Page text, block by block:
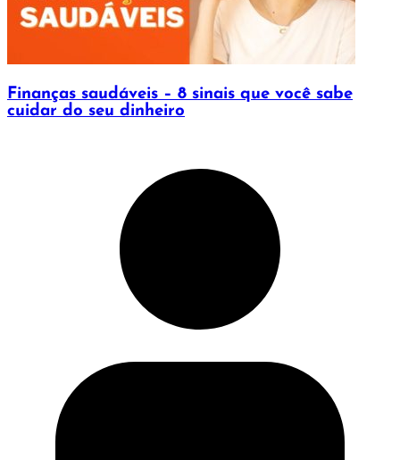
Finanças saudáveis – 8 sinais que você sabe
cuidar do seu dinheiro